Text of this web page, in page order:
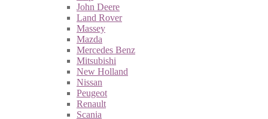
John Deere
Land Rover
Massey
Mazda
Mercedes Benz
Mitsubishi
New Holland
Nissan
Peugeot
Renault
Scania